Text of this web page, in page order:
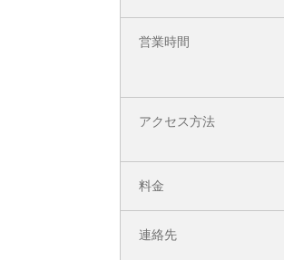
営業時間
アクセス方法
料金
連絡先